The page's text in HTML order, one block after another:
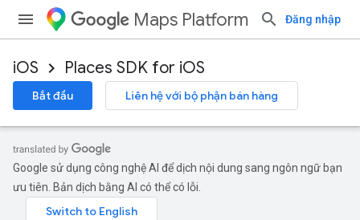
Maps Platform Đăng nhập
iOS Places SDK for iOS
Bắt đầu Liên hệ với bộ phận bán hàng
Google sử dụng công nghệ AI để dịch nội dung sang ngôn ngữ bạn
ưu tiên. Bản dịch bằng AI có thể có lỗi.